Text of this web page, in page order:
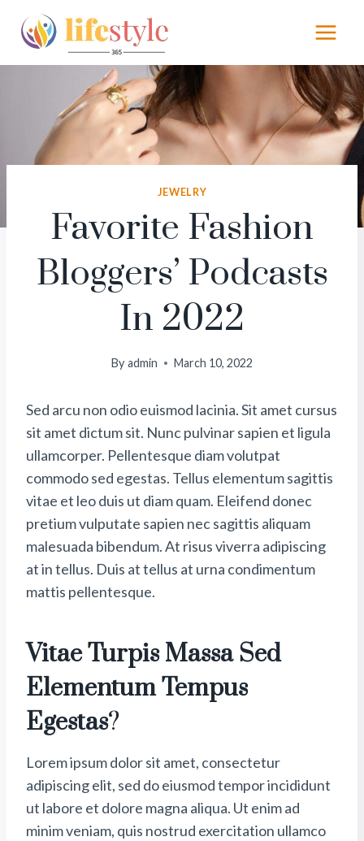
JEWELRY
Favorite Fashion
Bloggers’ Podcasts
In 2022
By admin March 10, 2022
Sed arcu non odio euismod lacinia. Sit amet cursus
sit amet dictum sit. Nunc pulvinar sapien et ligula
ullamcorper. Pellentesque diam volutpat
commodo sed egestas. Tellus elementum sagittis
vitae et leo duis ut diam quam. Eleifend donec
pretium vulputate sapien nec sagittis aliquam
malesuada bibendum. At risus viverra adipiscing
at in tellus. Duis at tellus at urna condimentum
mattis pellentesque.
Vitae Turpis Massa Sed
Elementum Tempus
Egestas?
Lorem ipsum dolor sit amet, consectetur
adipiscing elit, sed do eiusmod tempor incididunt
ut labore et dolore magna aliqua. Ut enim ad
minim veniam, quis nostrud exercitation ullamco